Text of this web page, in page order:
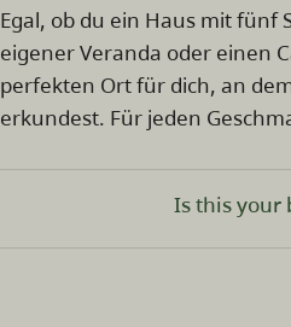
Egal, ob du ein Haus mit
eigener Veranda oder einen
perfekten Ort für dich, an
erkundest. Für jeden
Is this your